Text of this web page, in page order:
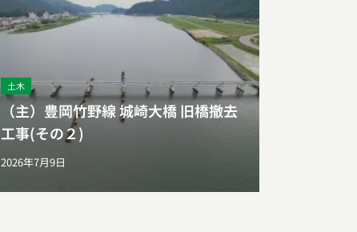
土木
（主）豊岡竹野線 城崎大橋 旧橋撤去
工事(その２)
2026年7月9日